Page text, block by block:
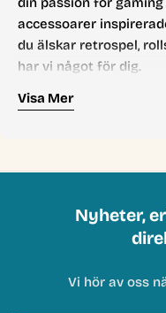
accessoarer
du älskar retrospel,
har vi något för dig.
Oavsett om du letar
Visa Mer
Nyheter,
Vi hör av oss